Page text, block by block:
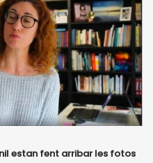
estan fent arribar les fotos